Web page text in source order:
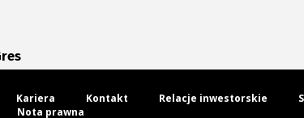
Kariera Kontakt Relacje inwestorskie
Nota prawna